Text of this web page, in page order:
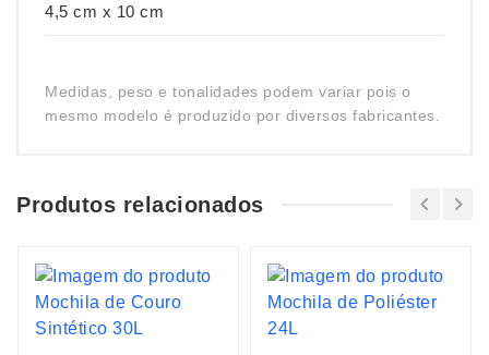
4,5 cm x 10 cm
Medidas, peso e tonalidades podem variar pois o
mesmo modelo é produzido por diversos fabricantes.
Produtos relacionados